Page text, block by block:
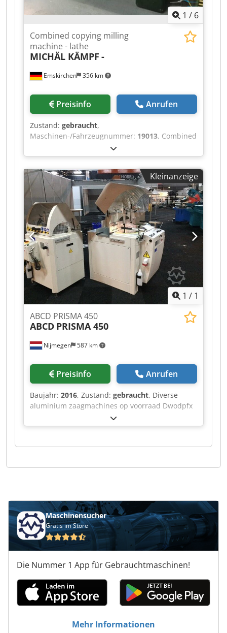
1 / 6
Emskirchen 356 km
Combined copying milling
machine - lathe
MICHÄL KÄMPF -
Preisinfo Anrufen
Zustand: gebraucht,
Maschinen-/Fahrzeugnummer: 19013, Combined
copying milling machine - lathe MICHÄL KÄMPF
Dedpfx Ash Axryjg Njwa Online-Video-Inspection
by Skype-Video We would be very pleased with
your visit - more machines on Stock Available
Immediately - Can be inspect On Stock
Emskirchen / Nürnberg - Can be test
Kleinanzeige
1 / 1
Nijmegen 587 km
ABCD PRISMA 450
ABCD PRISMA 450
Preisinfo Anrufen
Baujahr: 2016, Zustand: gebraucht, Diverse
aluminium zaagmachines op voorraad Dwodpfx
Maschinensucher
Gratis im Store
Die Nummer 1 App für Gebrauchtmaschinen!
Mehr Informationen